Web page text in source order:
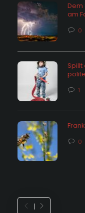
Dem
am
0
1
0